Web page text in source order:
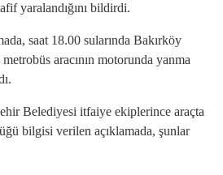
yaralandığını bildirdi.
saat 18.00 sularında Bakırköy
aracının motorunda yanma
Belediyesi itfaiye ekiplerince araçta
bilgisi verilen açıklamada, şunlar